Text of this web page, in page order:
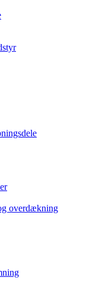
overdækning